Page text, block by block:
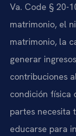
Va. Code § 20-
matrimonio, el
matrimonio, la
generar
contribuciones
condición física
partes necesita
educarse para